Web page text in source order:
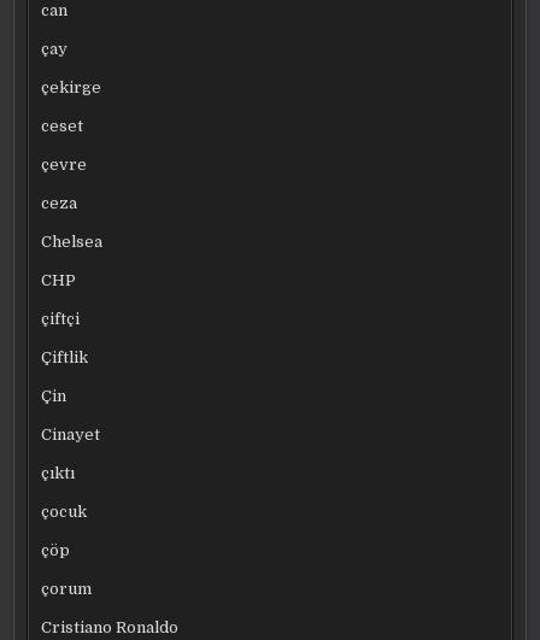
can
çay
çekirge
ceset
çevre
ceza
Chelsea
CHP
çiftçi
Çiftlik
Çin
Cinayet
çıktı
çocuk
çöp
çorum
Cristiano Ronaldo